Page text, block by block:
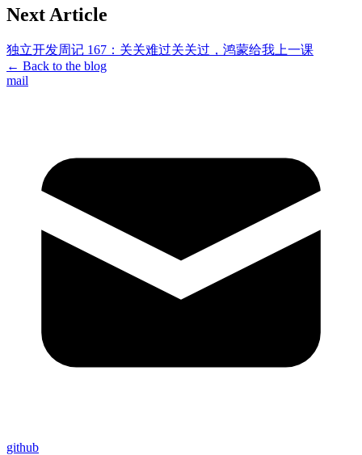
Next Article
独立开发周记 167：关关难过关关过，鸿蒙给我上一课
← Back to the blog
mail
github